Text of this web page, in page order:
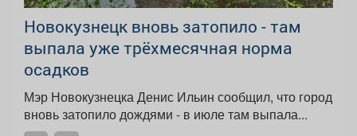
Новокузнецк вновь затопило - там
выпала уже трёхмесячная норма
осадков
Мэр Новокузнецка Денис Ильин сообщил, что город
вновь затопило дождями - в июле там выпала...